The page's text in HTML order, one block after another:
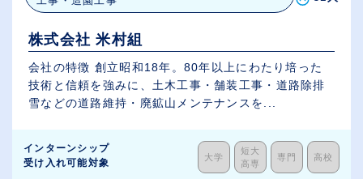
株式会社 米村組
会社の特徴 創立昭和18年。80年以上にわたり培った
技術と信頼を強みに、土木工事・舗装工事・道路除排
雪などの道路維持・廃鉱山メンテナンスを...
インターンシップ
受け入れ可能対象
大学
短大
高専
専門 高校